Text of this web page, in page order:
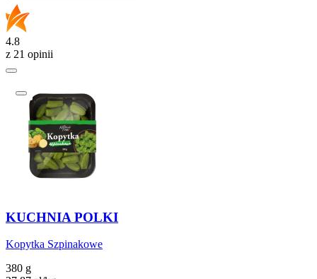
4.8
z 21 opinii
KUCHNIA POLKI
Kopytka Szpinakowe
380 g